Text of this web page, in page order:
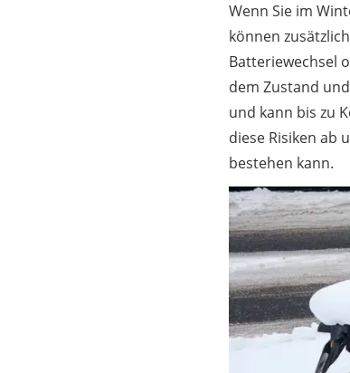
Wenn Sie im
können
Batteriewechsel
dem Zustand
und kann bis zu
diese Risiken ab
bestehen kann.